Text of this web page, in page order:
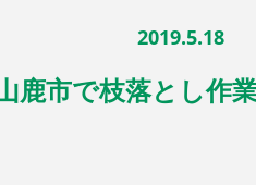
2019.5.18
鹿市で枝落とし作